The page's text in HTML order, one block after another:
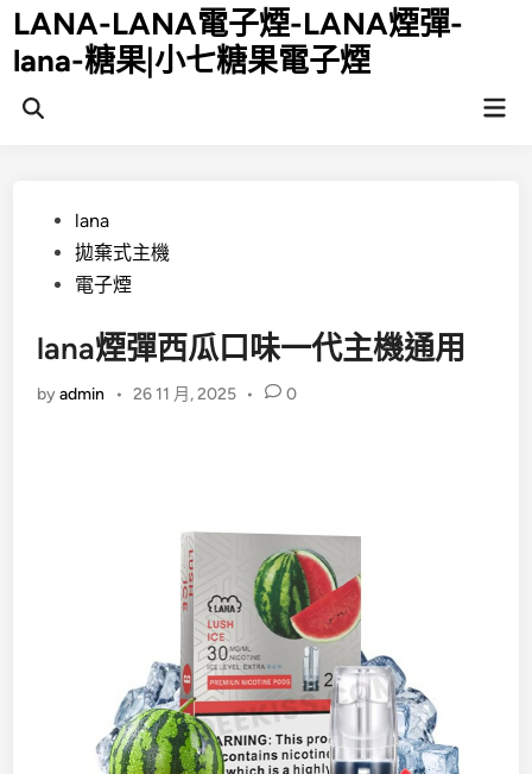
Skip
to
content
LANA-LANA電子煙-LANA煙彈-
lana-糖果|小七糖果電子煙
Open
Postedlana
拋棄式主機
電子煙
lana煙彈西瓜口味一代主機通用
byadmin • 26 11 月, 2025 • 0